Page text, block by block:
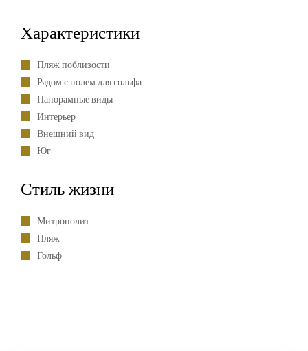
Характеристики
Пляж поблизости
Рядом с полем для гольфа
Панорамные виды
Интерьер
Внешний вид
Юг
Стиль жизни
Митрополит
Пляж
Гольф